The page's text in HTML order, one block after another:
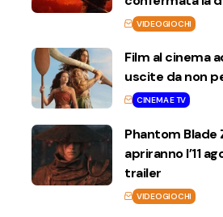
VIDEOGIOCHI
Film al cinema
uscite da non
CINEMA E TV
Phantom Blade
apriranno l’11
trailer
VIDEOGIOCHI